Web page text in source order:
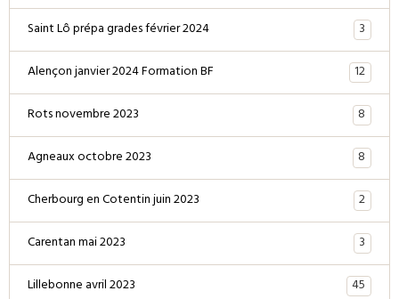
Saint Lô prépa grades février 2024
3
Alençon janvier 2024 Formation BF
12
Rots novembre 2023
8
Agneaux octobre 2023
8
Cherbourg en Cotentin juin 2023
2
Carentan mai 2023
3
Lillebonne avril 2023
45